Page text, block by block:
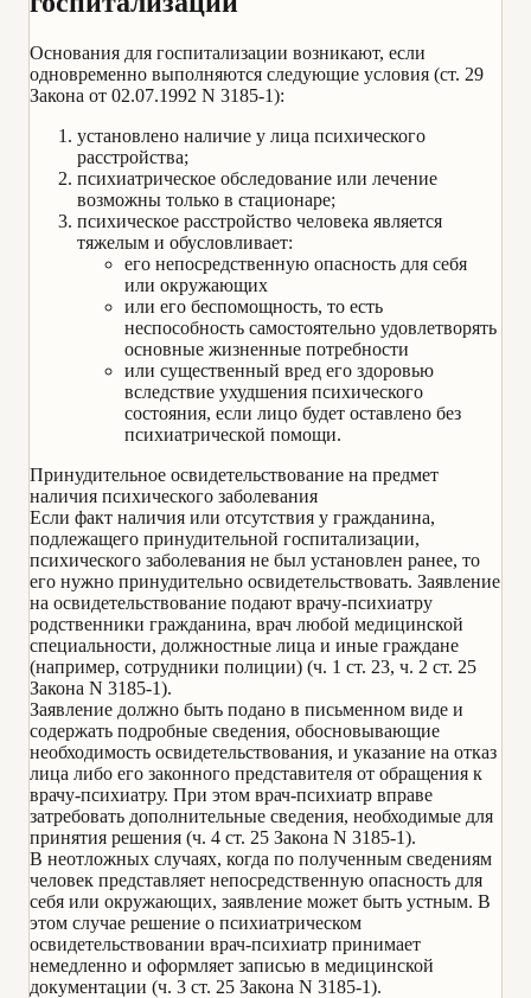
Основания для госпитализации возникают, если
одновременно выполняются следующие условия (ст. 29
Закона от 02.07.1992 N 3185-1):
установлено наличие у лица психического
расстройства;
психиатрическое обследование или лечение
возможны только в стационаре;
психическое расстройство человека является
тяжелым и обусловливает:
его непосредственную опасность для себя
или окружающих
или его беспомощность, то есть
неспособность самостоятельно удовлетворять
основные жизненные потребности
или существенный вред его здоровью
вследствие ухудшения психического
состояния, если лицо будет оставлено без
психиатрической помощи.
Принудительное освидетельствование на предмет
наличия психического заболевания
Если факт наличия или отсутствия у гражданина,
подлежащего принудительной госпитализации,
психического заболевания не был установлен ранее, то
его нужно принудительно освидетельствовать. Заявление
на освидетельствование подают врачу-психиатру
родственники гражданина, врач любой медицинской
специальности, должностные лица и иные граждане
(например, сотрудники полиции) (ч. 1 ст. 23, ч. 2 ст. 25
Закона N 3185-1).
Заявление должно быть подано в письменном виде и
содержать подробные сведения, обосновывающие
необходимость освидетельствования, и указание на отказ
лица либо его законного представителя от обращения к
врачу-психиатру. При этом врач-психиатр вправе
затребовать дополнительные сведения, необходимые для
принятия решения (ч. 4 ст. 25 Закона N 3185-1).
В неотложных случаях, когда по полученным сведениям
человек представляет непосредственную опасность для
себя или окружающих, заявление может быть устным. В
этом случае решение о психиатрическом
освидетельствовании врач-психиатр принимает
немедленно и оформляет записью в медицинской
документации (ч. 3 ст. 25 Закона N 3185-1).